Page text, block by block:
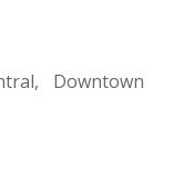
Downtown